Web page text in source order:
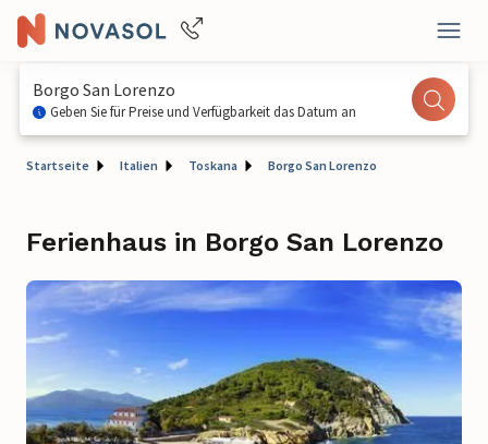
Borgo San Lorenzo
Geben Sie für Preise und Verfügbarkeit das Datum an
Startseite Italien Toskana Borgo San Lorenzo
Ferienhaus in Borgo San Lorenzo